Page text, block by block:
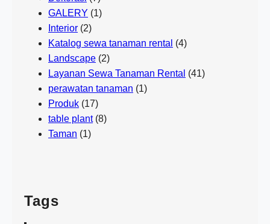
GALERY (1)
Interior (2)
Katalog sewa tanaman rental (4)
Landscape (2)
Layanan Sewa Tanaman Rental (41)
perawatan tanaman (1)
Produk (17)
table plant(8)
Taman (1)
Tags